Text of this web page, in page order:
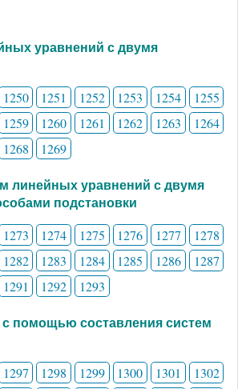
уравнений с двумя
1250 1251 1252 1253 1254
1255
1259 1260 1261 1262 1263
1264
1268 1269
линейных уравнений с двумя
подстановки
1273 1274 1275 1276 1277
1278
1282 1283 1284 1285 1286
1287
1291 1292 1293
с помощью составления систем
1297 1298 1299 1300 1301
1302